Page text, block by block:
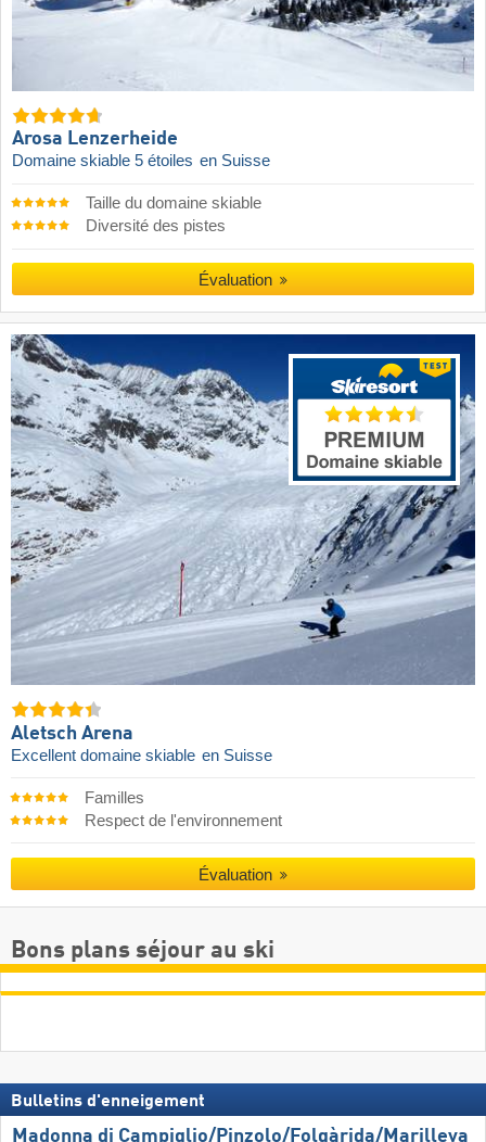
Arosa Lenzerheide
Domaine skiable 5 étoiles en Suisse
Taille du domaine skiable
Diversité des pistes
Évaluation
Aletsch Arena
Excellent domaine skiable en Suisse
Familles
Respect de l'environnement
Évaluation
Bons plans séjour au ski
Bulletins d'enneigement
Madonna di Campiglio/​Pinzolo/​Folgàrida/​Marilleva